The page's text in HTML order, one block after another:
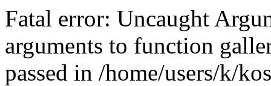
Fatal error: Uncaught
arguments to function
passed in /home/users/k/